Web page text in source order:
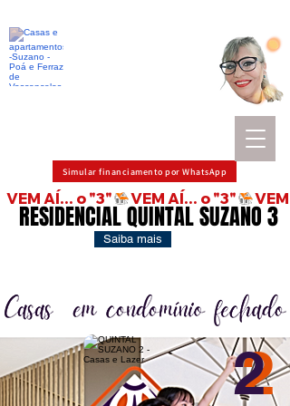
Simular financiamento por WhatsApp
VEM AÍ... o "3"
Saiba mais
RESIDENCIAL QUINTAL SUZANO 3
RESIDENCIAL QUINTAL SUZANO 3
2
2